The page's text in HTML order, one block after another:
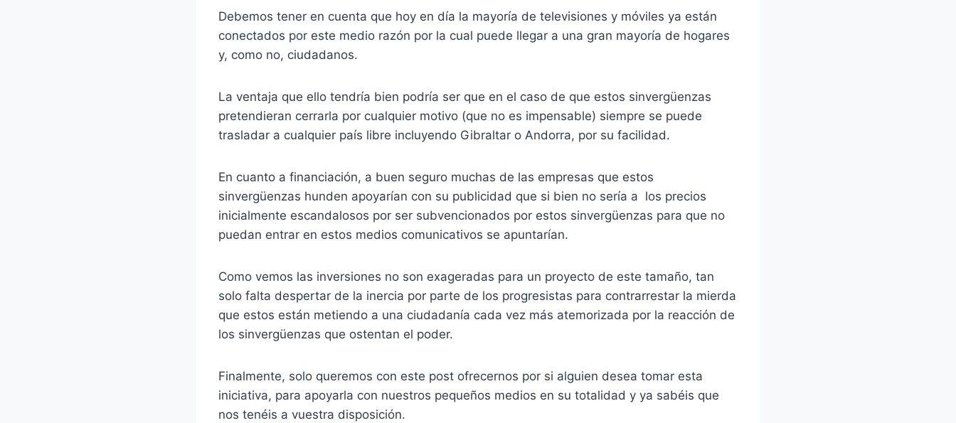
Debemos tener en cuenta que hoy en día la mayoría de televisiones y móviles ya están
conectados por este medio razón por la cual puede llegar a una gran mayoría de hogares
y, como no, ciudadanos.
La ventaja que ello tendría bien podría ser que en el caso de que estos sinvergüenzas
pretendieran cerrarla por cualquier motivo (que no es impensable) siempre se puede
trasladar a cualquier país libre incluyendo Gibraltar o Andorra, por su facilidad.
En cuanto a financiación, a buen seguro muchas de las empresas que estos
sinvergüenzas hunden apoyarían con su publicidad que si bien no sería a los precios
inicialmente escandalosos por ser subvencionados por estos sinvergüenzas para que no
puedan entrar en estos medios comunicativos se apuntarían.
Como vemos las inversiones no son exageradas para un proyecto de este tamaño, tan
solo falta despertar de la inercia por parte de los progresistas para contrarrestar la mierda
que estos están metiendo a una ciudadanía cada vez más atemorizada por la reacción de
los sinvergüenzas que ostentan el poder.
Finalmente, solo queremos con este post ofrecernos por si alguien desea tomar esta
iniciativa, para apoyarla con nuestros pequeños medios en su totalidad y ya sabéis que
nos tenéis a vuestra disposición.